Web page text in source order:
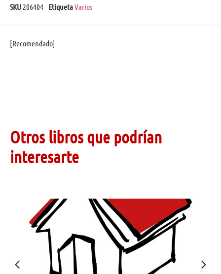
SKU 206404 EtiquetaVarios
[Recomendado]
Otros libros que podrían
interesarte